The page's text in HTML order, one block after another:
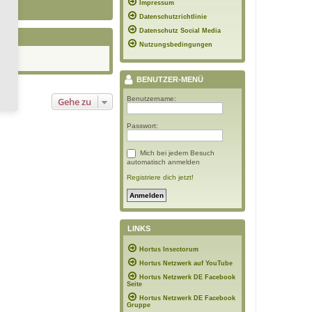
Gehe zu
Impressum
Datenschutzrichtlinie
Datenschutz Social Media
Nutzungsbedingungen
BENUTZER-MENÜ
Benutzername:
Passwort:
Mich bei jedem Besuch
automatisch anmelden
Registriere dich jetzt!
LINKS
Hortus Insectorum
Hortus Netzwerk auf YouTube
Hortus Netzwerk DE Facebook
Seite
Hortus Netzwerk DE Facebook
Gruppe